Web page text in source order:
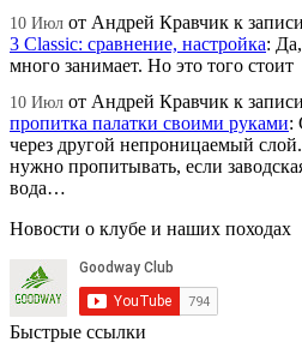
10 Июл от Андрей Кравчик к записи
3 Classic: сравнение, настройка:
много занимает. Но это того стоит
10 Июл от Андрей Кравчик к записи
пропитка палатки своими руками:
через другой непроницаемый
нужно пропитывать, если
вода…
Новости о клубе и наших походах
Быстрые ссылки